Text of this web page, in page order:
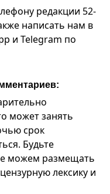
редакции 52-
написать нам в
и Telegram по
может занять
срок
Будьте
можем размещать
лексику и